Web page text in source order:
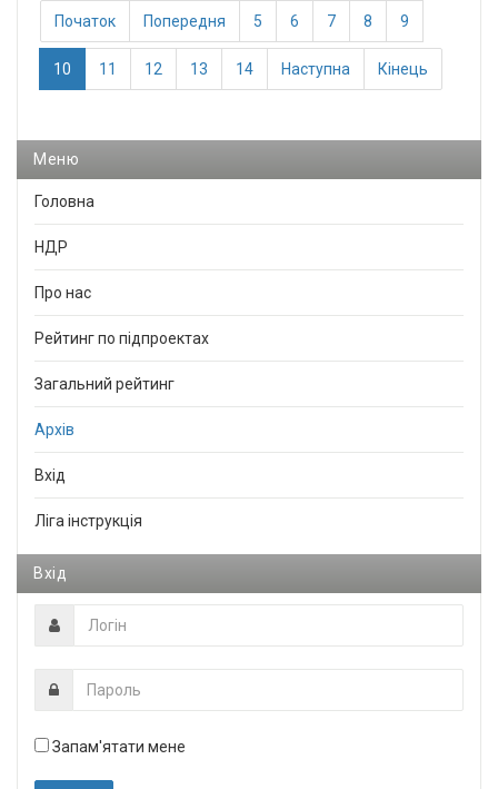
Початок Попередня 5 6 7 8 9
10 11 12 13 14 Наступна Кінець
Меню
Головна
НДР
Про нас
Рейтинг по підпроектах
Загальний рейтинг
Архів
Вхід
Ліга інструкція
Вхід
Запам'ятати мене